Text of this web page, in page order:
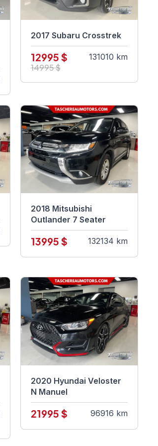
2017 Subaru Crosstrek
12995 $
14995 $
131010 km
2018 Mitsubishi
Outlander 7 Seater
13995 $ 132134 km
2020 Hyundai Veloster
N Manuel
21995 $ 96916 km